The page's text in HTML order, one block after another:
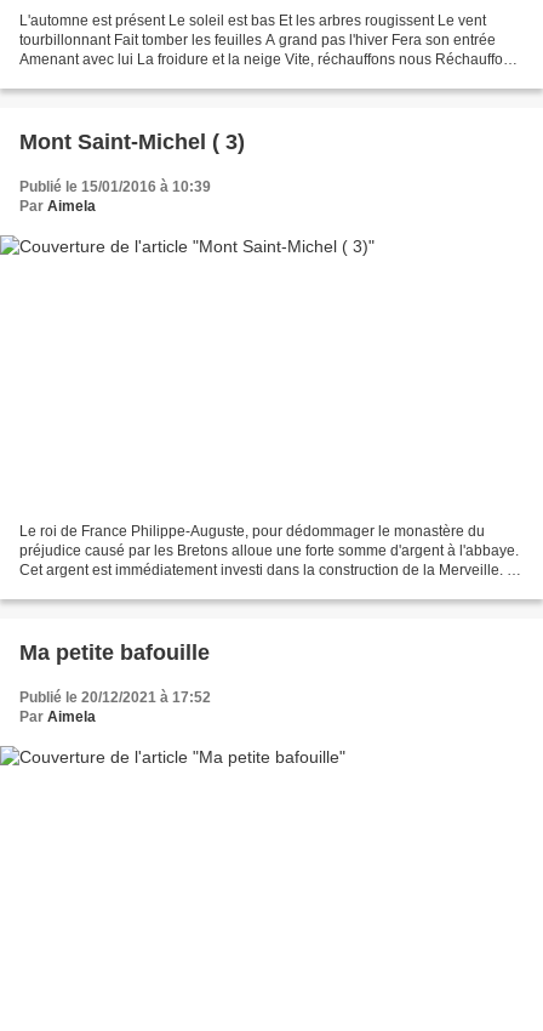
L'automne est présent Le soleil est bas Et les arbres rougissent Le vent
tourbillonnant Fait tomber les feuilles A grand pas l'hiver Fera son entrée
Amenant avec lui La froidure et la neige Vite, réchauffons nous Réchauffons
Mont Saint-Michel ( 3)
Publié le 15/01/2016 à 10:39
Par Aimela
Le roi de France Philippe-Auguste, pour dédommager le monastère du
préjudice causé par les Bretons alloue une forte somme d'argent à l'abbaye.
Cet argent est immédiatement investi dans la construction de la Merveille. La
Ma petite bafouille
Publié le 20/12/2021 à 17:52
Par Aimela